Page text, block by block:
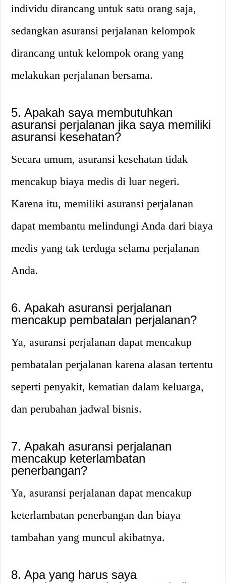
individu dirancang untuk satu orang saja,
sedangkan asuransi perjalanan kelompok
dirancang untuk kelompok orang yang
melakukan perjalanan bersama.
5. Apakah saya membutuhkan
asuransi perjalanan jika saya memiliki
asuransi kesehatan?
Secara umum, asuransi kesehatan tidak
mencakup biaya medis di luar negeri.
Karena itu, memiliki asuransi perjalanan
dapat membantu melindungi Anda dari biaya
medis yang tak terduga selama perjalanan
Anda.
6. Apakah asuransi perjalanan
mencakup pembatalan perjalanan?
Ya, asuransi perjalanan dapat mencakup
pembatalan perjalanan karena alasan tertentu
seperti penyakit, kematian dalam keluarga,
dan perubahan jadwal bisnis.
7. Apakah asuransi perjalanan
mencakup keterlambatan
penerbangan?
Ya, asuransi perjalanan dapat mencakup
keterlambatan penerbangan dan biaya
tambahan yang muncul akibatnya.
8. Apa yang harus saya